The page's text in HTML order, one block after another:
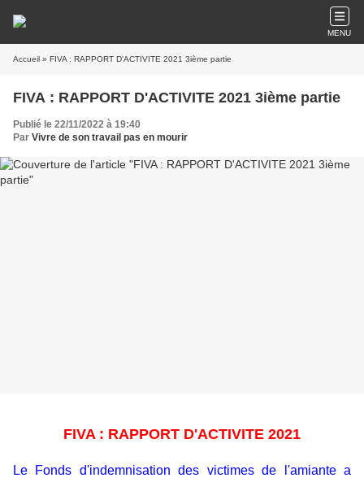
MENU
Accueil » FIVA : RAPPORT D'ACTIVITE 2021 3ième partie
FIVA : RAPPORT D'ACTIVITE 2021 3ième partie
Publié le 22/11/2022 à 19:40
Par Vivre de son travail pas en mourir
FIVA : RAPPORT D'ACTIVITE 2021
Le Fonds d'indemnisation des victimes de l'amiante a